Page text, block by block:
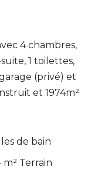
4 chambres,
1 toilettes,
(privé) et
et 1974m²
de bain
m² Terrain